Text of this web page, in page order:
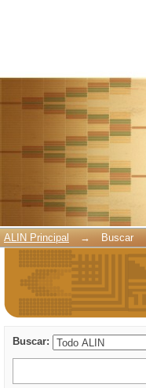
ALIN Principal → Buscar
Buscar: